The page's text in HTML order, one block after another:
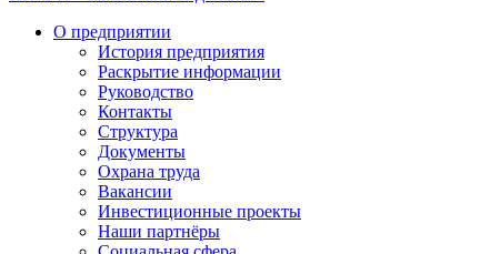
О предприятии
История предприятия
Раскрытие информации
Руководство
Контакты
Структура
Документы
Охрана труда
Вакансии
Инвестиционные проекты
Наши партнёры